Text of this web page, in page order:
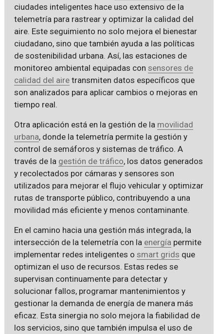
ciudades inteligentes hace uso extensivo de la
telemetría para rastrear y optimizar la calidad del
aire. Este seguimiento no solo mejora el bienestar
ciudadano, sino que también ayuda a las políticas
de sostenibilidad urbana. Así, las estaciones de
monitoreo ambiental equipadas con sensores de
calidad del airetransmiten datos específicos que
son analizados para aplicar cambios o mejoras en
tiempo real.
Otra aplicación está en la gestión de la movilidad
urbana, donde la telemetría permite la gestión y
control de semáforos y sistemas de tráfico. A
través de la gestión de tráfico, los datos generados
y recolectados por cámaras y sensores son
utilizados para mejorar el flujo vehicular y optimizar
rutas de transporte público, contribuyendo a una
movilidad más eficiente y menos contaminante.
En el camino hacia una gestión más integrada, la
intersección de la telemetría con la energía permite
implementar redes inteligentes o smart grids que
optimizan el uso de recursos. Estas redes se
supervisan continuamente para detectar y
solucionar fallos, programar mantenimientos y
gestionar la demanda de energía de manera más
eficaz. Esta sinergia no solo mejora la fiabilidad de
los servicios, sino que también impulsa el uso de